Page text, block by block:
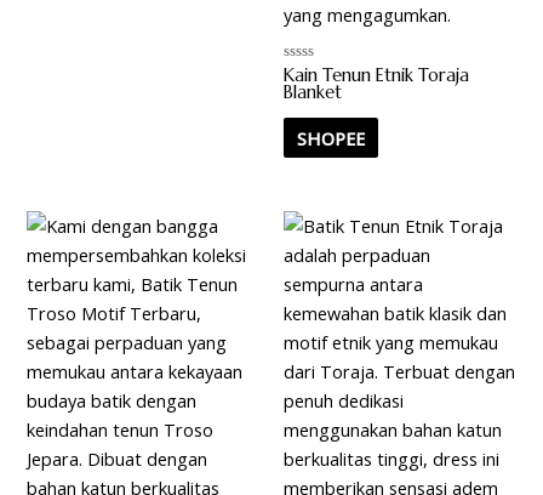
Rated
0
out
of
Kain Tenun Etnik Toraja
Blanket
SHOPEE